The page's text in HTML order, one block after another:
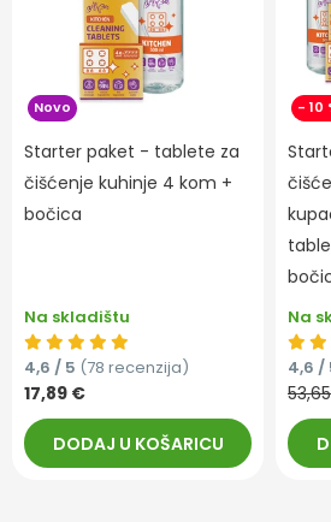
Novo
Starter paket - tablete za
čišćenje kuhinje 4 kom +
bočica
Na skladištu
4,6 / 5 (78 recenzija)
17,89 €
DODAJ U KOŠARICU
- 10
Na
4,6 /